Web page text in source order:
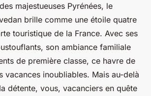
majestueuses Pyrénées, le
brille comme une étoile quatre
touristique de la France. Avec ses
son ambiance familiale
de première classe, ce havre de
vacances inoubliables. Mais au-delà
détente, vous, vacanciers en quête